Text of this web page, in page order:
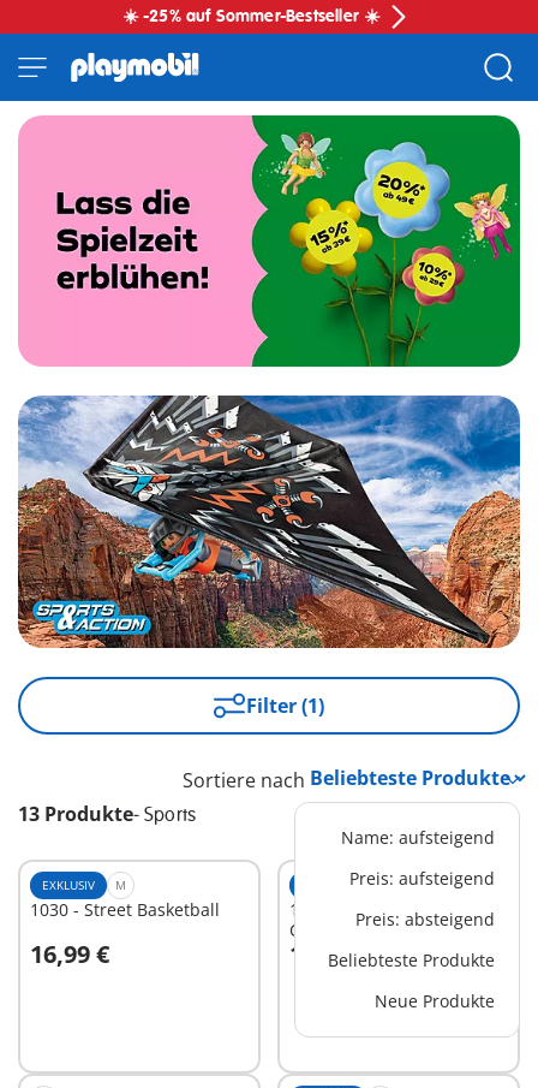
☀️ -25% auf Sommer-Bestseller ☀️
Filter (1)
13 Produkte- Sports
Sortiere nach
Name: aufsteigend
Preis: aufsteigend
Preis: absteigend
Beliebteste Produkte
Neue Produkte
EXKLUSIV M
1030 - Street Basketball
16,99 €
In den Warenkorb
EXKLUSIV XS
1013 - Football-
Cheerleader 2
10,99 €
In den Warenkorb